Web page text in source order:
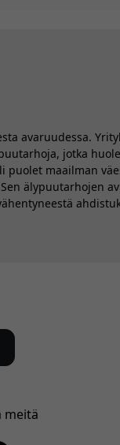
avaruudessa.
jotka
puolet maailman
älypuutarhojen
meitä